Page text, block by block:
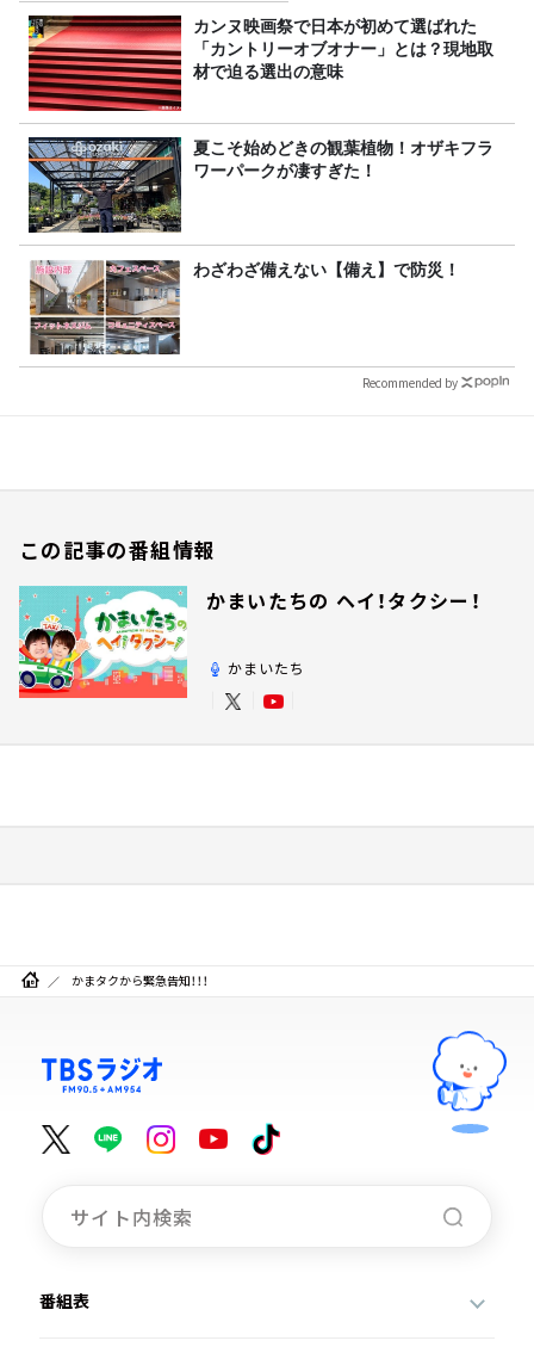
カンヌ映画祭で日本が初めて選ばれた
「カントリーオブオナー」とは？現地取
材で迫る選出の意味
夏こそ始めどきの観葉植物！オザキフラ
ワーパークが凄すぎた！
わざわざ備えない【備え】で防災！
Recommended by
この記事の番組情報
かまいたちの ヘイ！タクシー！
かまいたち
かまタクから緊急告知！！！
番組表